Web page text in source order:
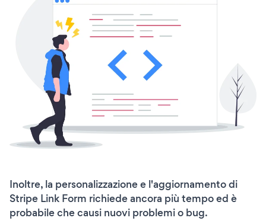
Inoltre, la personalizzazione e l'aggiornamento di
Stripe Link Form richiede ancora più tempo ed è
probabile che causi nuovi problemi o bug.